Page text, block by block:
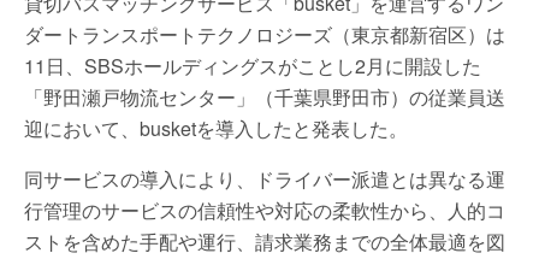
ダートランスポートテクノロジーズ（東京都新宿区）は
11日、SBSホールディングスがことし2月に開設した
「野田瀬戸物流センター」（千葉県野田市）の従業員送
迎において、busketを導入したと発表した。
同サービスの導入により、ドライバー派遣とは異なる運
行管理のサービスの信頼性や対応の柔軟性から、人的コ
ストを含めた手配や運行、請求業務までの全体最適を図